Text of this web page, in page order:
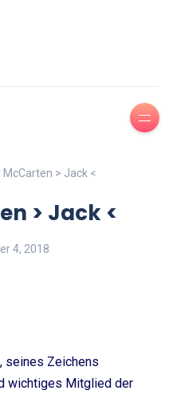
> Jack <
> Jack <
4, 2018
seines Zeichens
wichtiges Mitglied der